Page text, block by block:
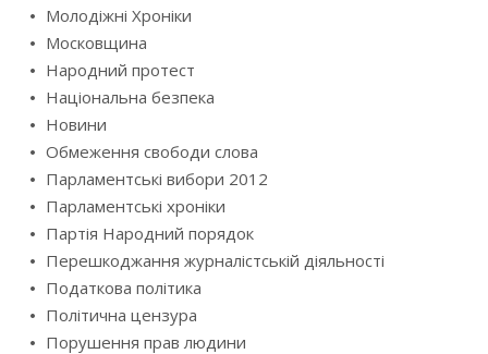
Молодіжні Хроніки
Московщина
Народний протест
Національна безпека
Новини
Обмеження свободи слова
Парламентські вибори 2012
Парламентські хроніки
Партія Народний порядок
Перешкоджання журналістській діяльності
Податкова політика
Політична цензура
Порушення прав людини